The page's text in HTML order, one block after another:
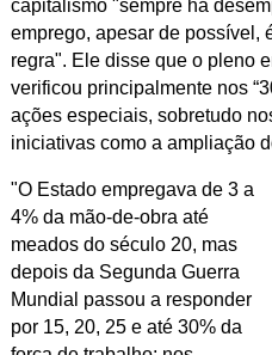
capitalismo "sempre há
emprego, apesar de possível,
regra". Ele disse que o pleno
verificou principalmente nos
ações especiais, sobretudo
iniciativas como a ampliação
"O Estado empregava de 3 a
4% da mão-de-obra até
meados do século 20, mas
depois da Segunda Guerra
Mundial passou a responder
por 15, 20, 25 e até 30% da